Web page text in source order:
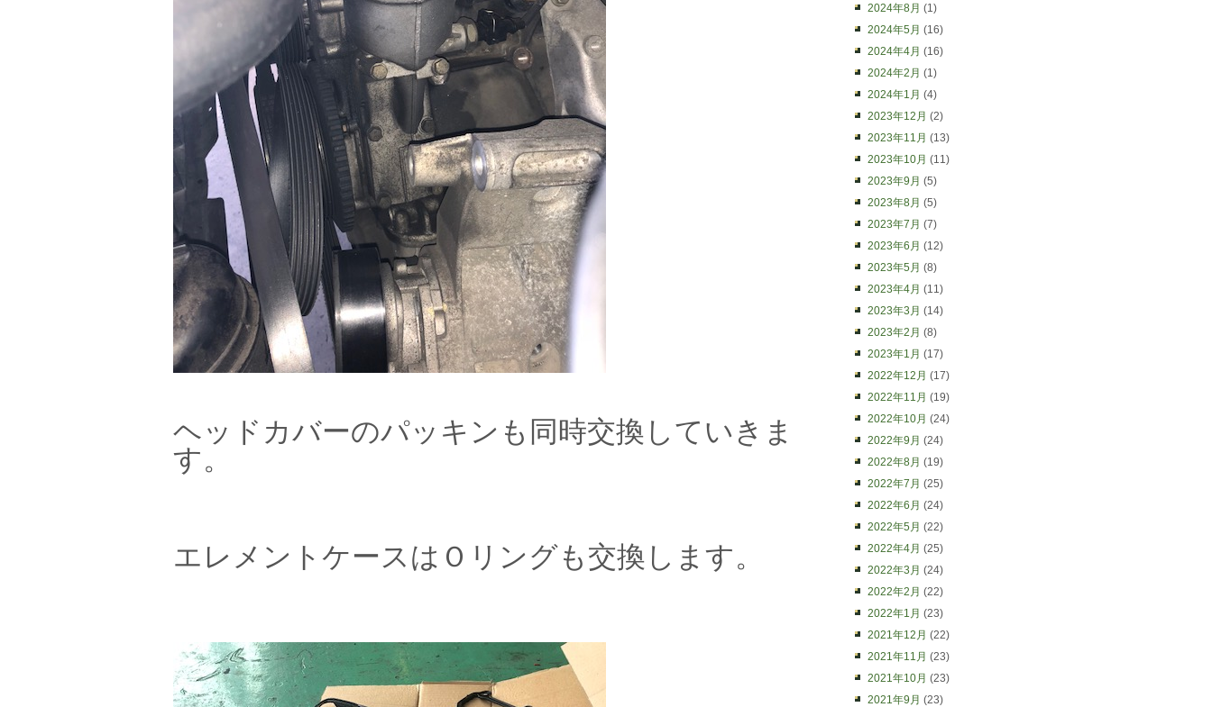
ヘッドカバーのパッキンも同時交換していきま
す。
エレメントケースはＯリングも交換します。
2024年8月 (1)
2024年5月 (16)
2024年4月 (16)
2024年2月 (1)
2024年1月 (4)
2023年12月 (2)
2023年11月 (13)
2023年10月 (11)
2023年9月 (5)
2023年8月 (5)
2023年7月 (7)
2023年6月 (12)
2023年5月 (8)
2023年4月 (11)
2023年3月 (14)
2023年2月 (8)
2023年1月 (17)
2022年12月 (17)
2022年11月 (19)
2022年10月 (24)
2022年9月 (24)
2022年8月 (19)
2022年7月 (25)
2022年6月 (24)
2022年5月 (22)
2022年4月 (25)
2022年3月 (24)
2022年2月 (22)
2022年1月 (23)
2021年12月 (22)
2021年11月 (23)
2021年10月 (23)
2021年9月 (23)